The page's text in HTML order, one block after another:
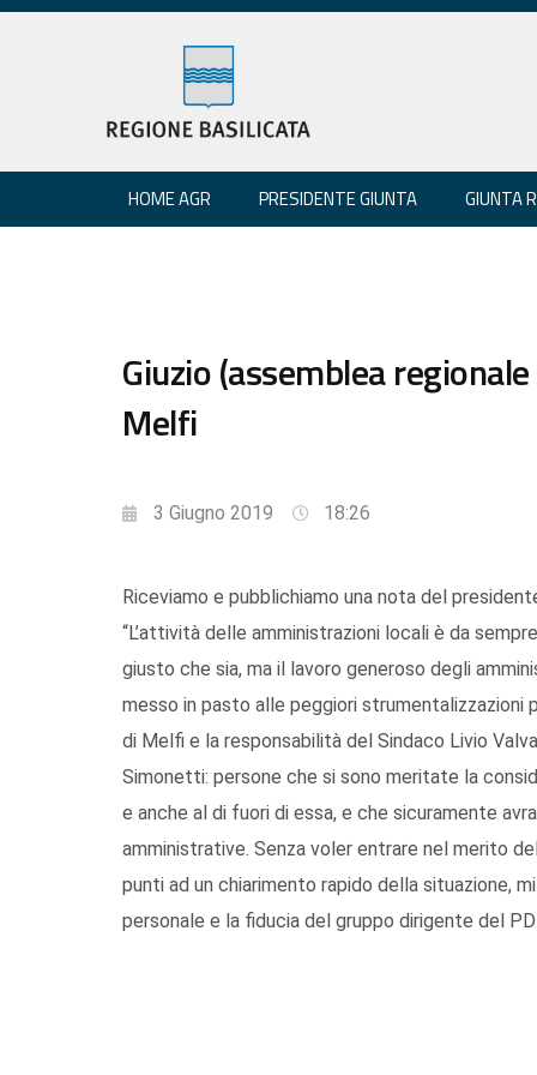
HOME AGR PRESIDENTE GIUNTA GIUNTA
Giuzio (assemblea
Melfi
3 Giugno 2019 18:26
Riceviamo e pubblichiamo una nota del
“L’attività delle amministrazioni locali è da
giusto che sia, ma il lavoro generoso degli
messo in pasto alle peggiori strumentalizzazioni
di Melfi e la responsabilità del Sindaco Livio
Simonetti: persone che si sono meritate la
e anche al di fuori di essa, e che sicuramente
amministrative. Senza voler entrare nel merito
punti ad un chiarimento rapido della situazione,
personale e la fiducia del gruppo dirigente del